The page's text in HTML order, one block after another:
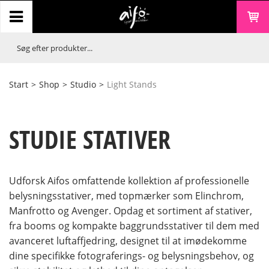
Start > Shop > Studio > Light Stands
STUDIE STATIVER
Udforsk Aifos omfattende kollektion af professionelle
belysningsstativer, med topmærker som Elinchrom,
Manfrotto og Avenger. Opdag et sortiment af stativer,
fra booms og kompakte baggrundsstativer til dem med
avanceret luftaffjedring, designet til at imødekomme
dine specifikke fotograferings- og belysningsbehov, og